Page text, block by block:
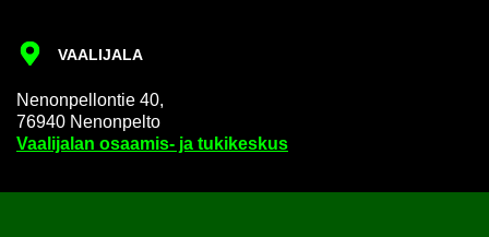
VAA­LI­JA­LA
Ne­non­pel­lon­tie 40,
76940 Ne­non­pel­to
Vaa­li­ja­lan osaamis-​ ja tu­ki­kes­kus